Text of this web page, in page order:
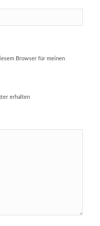
Browser für meinen
erhalten